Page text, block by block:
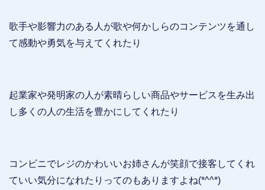
歌手や影響力のある人が歌や何かしらのコンテンツを通し
て感動や勇気を与えてくれたり
起業家や発明家の人が素晴らしい商品やサービスを生み出
し多くの人の生活を豊かにしてくれたり
コンビニでレジのかわいいお姉さんが笑顔で接客してくれ
ていい気分になれたりってのもありますよね(*^^*)